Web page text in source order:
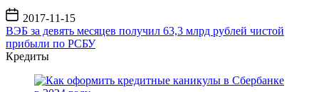
Дата
записи
2017-11-15
ВЭБ за девять месяцев получил 63,3 млрд рублей чистой
прибыли по РСБУ
Кредиты